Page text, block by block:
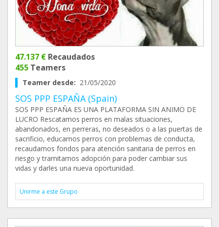
47.137 € Recaudados
455 Teamers
Teamer desde: 21/05/2020
SOS PPP ESPAÑA (Spain)
SOS PPP ESPAÑA ES UNA PLATAFORMA SIN ANIMO DE
LUCRO Rescatamos perros en malas situaciones,
abandonados, en perreras, no deseados o a las puertas de
sacrificio, educamos perros con problemas de conducta,
recaudamos fondos para atención sanitaria de perros en
riesgo y tramitamos adopción para poder cambiar sus
vidas y darles una nueva oportunidad.
Unirme a este Grupo